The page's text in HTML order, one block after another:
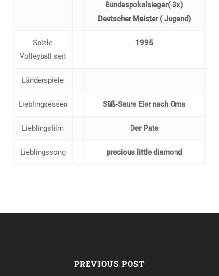
Bundespokalsieger( 3x)
Deutscher Meister ( Jugend)
Spiele
Volleyball seit
1995
Länderspiele
Lieblingsessen Süß-Saure Eier nach Oma
Lieblingsfilm Der Pate
Lieblingssong precious little diamond
PREVIOUS POST